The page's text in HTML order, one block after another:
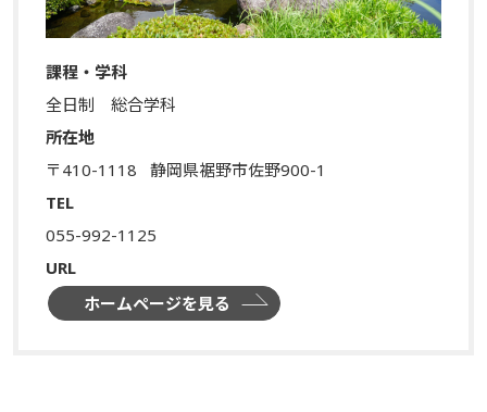
課程・学科
全日制 総合学科
所在地
〒410-1118
静岡県裾野市佐野900-1
TEL
055-992-1125
URL
ホームページを見る